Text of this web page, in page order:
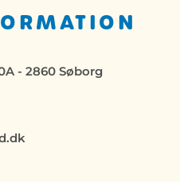
- 2860 Søborg